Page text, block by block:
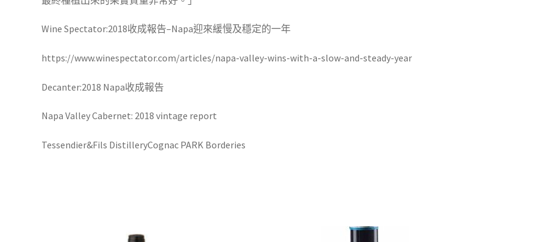
Wine Spectator:2018收成報告–Napa迎來緩慢及穩定的一年
https://www.winespectator.com/articles/napa-valley-wins-with-a-slow-and-steady-year
Decanter:2018 Napa收成報告
Napa Valley Cabernet: 2018 vintage report
Tessendier&Fils DistilleryCognac PARK Borderies